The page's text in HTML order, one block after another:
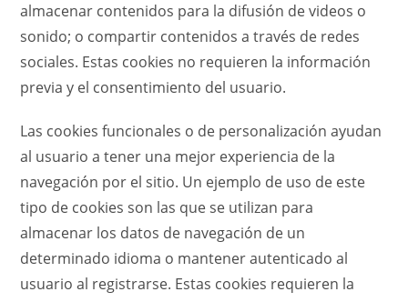
almacenar contenidos para la difusión de videos o
sonido; o compartir contenidos a través de redes
sociales. Estas cookies no requieren la información
previa y el consentimiento del usuario.
Las cookies funcionales o de personalización ayudan
al usuario a tener una mejor experiencia de la
navegación por el sitio. Un ejemplo de uso de este
tipo de cookies son las que se utilizan para
almacenar los datos de navegación de un
determinado idioma o mantener autenticado al
usuario al registrarse. Estas cookies requieren la